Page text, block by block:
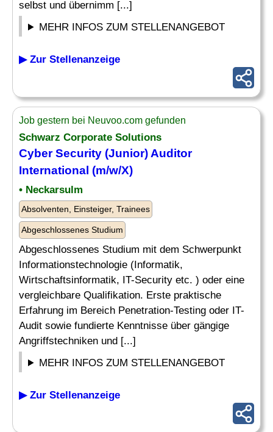
selbst und übernimm [...]
MEHR INFOS ZUM STELLENANGEBOT
▶ Zur Stellenanzeige
Job gestern bei Neuvoo.com gefunden
Schwarz Corporate Solutions
Cyber Security (Junior) Auditor
International (m/w/X)
• Neckarsulm
Absolventen, Einsteiger, Trainees
Abgeschlossenes Studium
Abgeschlossenes Studium mit dem Schwerpunkt
Informationstechnologie (Informatik,
Wirtschaftsinformatik, IT-Security etc. ) oder eine
vergleichbare Qualifikation. Erste praktische
Erfahrung im Bereich Penetration-Testing oder IT-
Audit sowie fundierte Kenntnisse über gängige
Angriffstechniken und [...]
MEHR INFOS ZUM STELLENANGEBOT
▶ Zur Stellenanzeige